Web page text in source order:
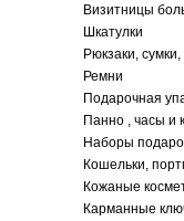
Визитницы
Шкатулки
Рюкзаки,
Ремни
Подарочная
Панно , часы и
Наборы
Кошельки,
Кожаные
Карманные